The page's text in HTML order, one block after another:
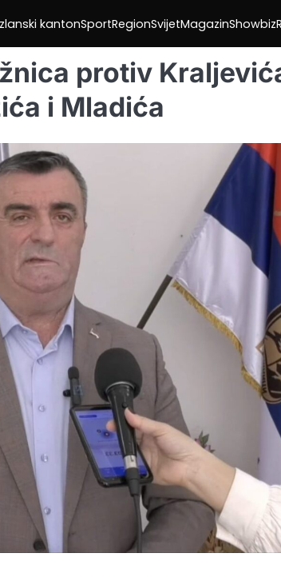
kantonSportRegionSvijetMagazinShowbiz
protiv
i Mladića